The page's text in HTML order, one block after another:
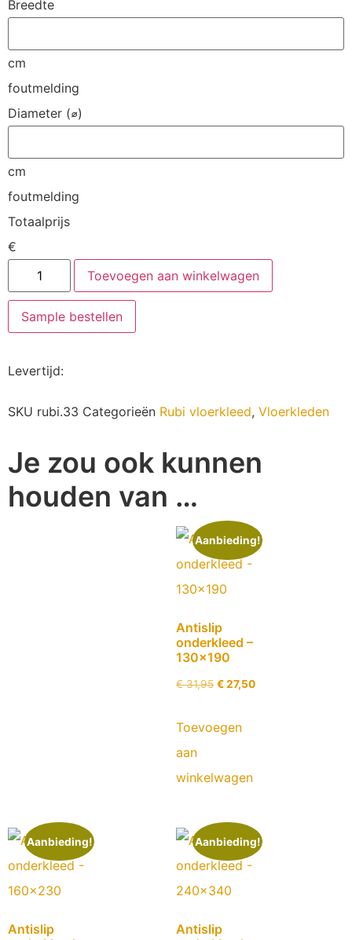
Breedte
cm
foutmelding
Diameter (⌀)
cm
foutmelding
Totaalprijs
€
Toevoegen aan winkelwagen
Sample bestellen
Levertijd:
SKU rubi.33 Categorieën Rubi vloerkleed, Vloerkleden
Je zou ook kunnen
houden van …
Aanbieding!
Antislip
onderkleed –
130×190
€31,95 €27,50
Toevoegen
aan
winkelwagen
Aanbieding!
Antislip
Aanbieding!
Antislip